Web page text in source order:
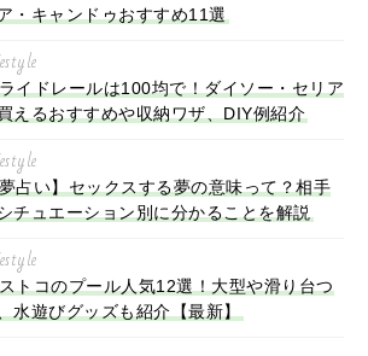
・キャンドゥおすすめ11選
イドレールは100均で！ダイソー・セリア
えるおすすめや収納ワザ、DIY例紹介
夢占い】セックスする夢の意味って？相手
チュエーション別に分かることを解説
トコのプール人気12選！大型や滑り台つ
水遊びグッズも紹介【最新】